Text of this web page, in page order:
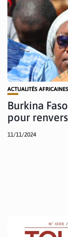
ACTUALITÉS AFRICAINES
Burkina
pour
11/11/2024